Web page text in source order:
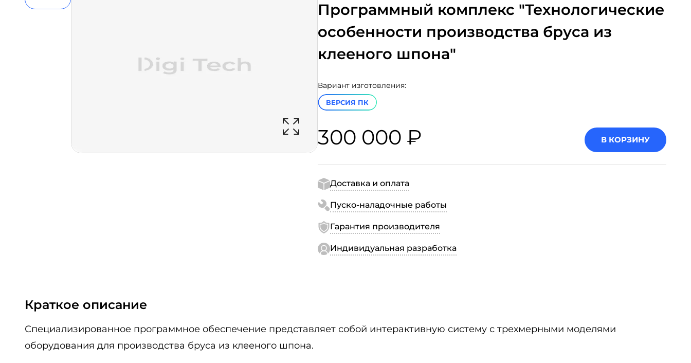
Программный комплекс "Технологические
особенности производства бруса из
клееного шпона"
Вариант изготовления:
ВЕРСИЯ ПК
300 000 ₽ В КОРЗИНУ
Доставка и оплата
Пуско-наладочные работы
Гарантия производителя
Индивидуальная разработка
Краткое описание
Специализированное программное обеспечение представляет собой интерактивную систему с трехмерными моделями
оборудования для производства бруса из клееного шпона.